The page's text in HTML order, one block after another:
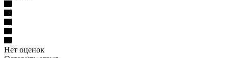
Нет оценок